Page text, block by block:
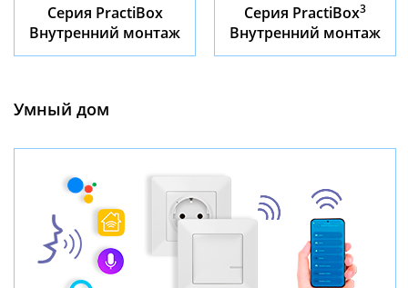
Серия PractiBox
Внутренний монтаж
Серия PractiBox3
Внутренний монтаж
Умный дом